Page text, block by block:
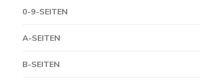
0-9-SEITEN
A-SEITEN
B-SEITEN